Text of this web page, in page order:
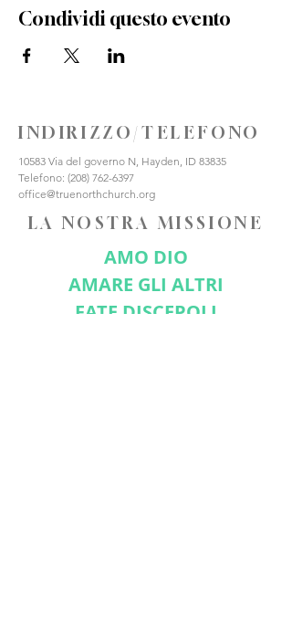
Condividi questo evento
INDIRIZZO/TELEFONO
10583 Via del governo N, Hayden, ID 83835
Telefono: (208) 762-6397
office@truenorthchurch.org
LA NOSTRA MISSIONE
AMO DIO
AMARE GLI ALTRI
FATE DISCEPOLI